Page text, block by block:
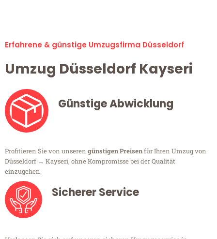
Erfahrene & günstige Umzugsfirma Düsseldorf
Umzug Düsseldorf Kayseri
Günstige Abwicklung
Profitieren Sie von unseren günstigen Preisenfür Ihren Umzug von
Düsseldorf → Kayseri, ohne Kompromisse bei der Qualität
einzugehen.
Sicherer Service